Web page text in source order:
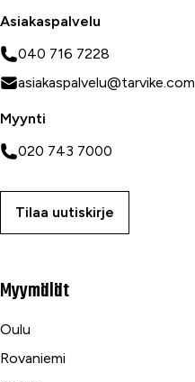
Asiakaspalvelu
040 716 7228
asiakaspalvelu@tarvike.com
Myynti
020 743 7000
Tilaa uutiskirje
Myymälät
Oulu
Rovaniemi